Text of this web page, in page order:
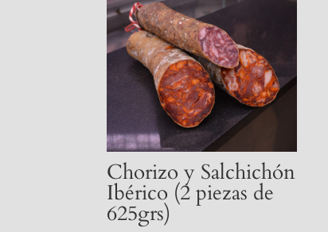
Chorizo y Salchichón
Ibérico (2 piezas de
625grs)